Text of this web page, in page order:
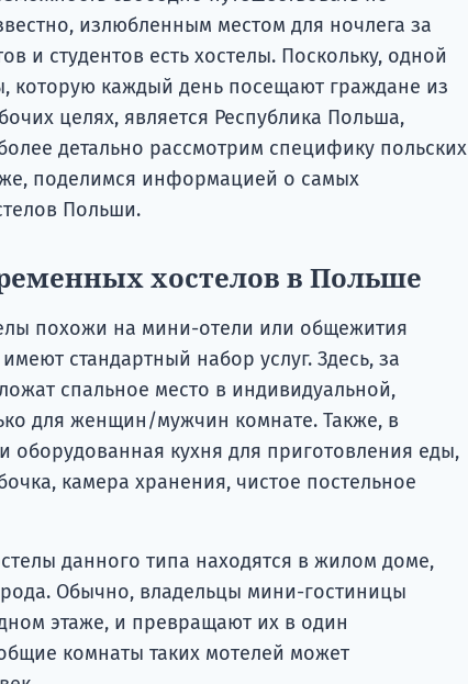
излюбленным местом для ночлега за
и студентов есть хостелы. Поскольку, одной
которую каждый день посещают граждане из
целях, является Республика Польша,
детально рассмотрим специфику польских
поделимся информацией о самых
Польши.
хостелов в Польше
похожи на мини-отели или общежития
стандартный набор услуг. Здесь, за
спальное место в индивидуальной,
для женщин/мужчин комнате. Также, в
оборудованная кухня для приготовления еды,
камера хранения, чистое постельное
данного типа находятся в жилом доме,
Обычно, владельцы мини-гостиницы
этаже, и превращают их в один
комнаты таких мотелей может